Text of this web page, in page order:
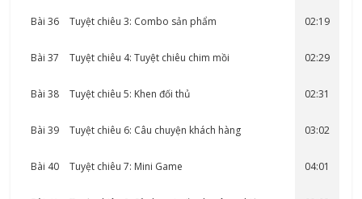
Bài 36 Tuyệt chiêu 3: Combo sản phẩm 02:19
Bài 37 Tuyệt chiêu 4: Tuyệt chiêu chim mồi 02:29
Bài 38 Tuyệt chiêu 5: Khen đối thủ 02:31
Bài 39 Tuyệt chiêu 6: Câu chuyện khách hàng 03:02
Bài 40 Tuyệt chiêu 7: Mini Game 04:01